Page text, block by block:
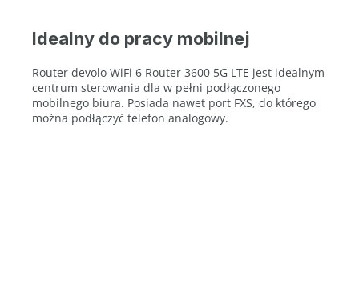
Idealny do pracy mobilnej
Router devolo WiFi 6 Router 3600 5G LTE jest idealnym
centrum sterowania dla w pełni podłączonego
mobilnego biura. Posiada nawet port FXS, do którego
można podłączyć telefon analogowy.